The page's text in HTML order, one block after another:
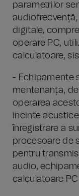
parametrilor
digitale,
operare PC,
calculatoare,
- Echipamente
mentenanța,
operarea
incinte
înregistrare a
procesoare de
pentru
audio,
calculatoare PC